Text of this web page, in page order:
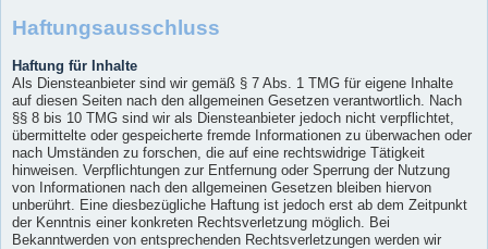
Haftungsausschluss
Haftung für Inhalte
Als Diensteanbieter sind wir gemäß § 7 Abs. 1 TMG für eigene Inhalte
auf diesen Seiten nach den allgemeinen Gesetzen verantwortlich. Nach
§§ 8 bis 10 TMG sind wir als Diensteanbieter jedoch nicht verpflichtet,
übermittelte oder gespeicherte fremde Informationen zu überwachen oder
nach Umständen zu forschen, die auf eine rechtswidrige Tätigkeit
hinweisen. Verpflichtungen zur Entfernung oder Sperrung der Nutzung
von Informationen nach den allgemeinen Gesetzen bleiben hiervon
unberührt. Eine diesbezügliche Haftung ist jedoch erst ab dem Zeitpunkt
der Kenntnis einer konkreten Rechtsverletzung möglich. Bei
Bekanntwerden von entsprechenden Rechtsverletzungen werden wir